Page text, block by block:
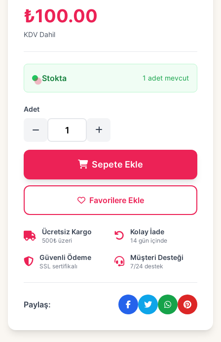
₺100.00
KDV Dahil
Stokta 1 adet mevcut
Adet
Sepete Ekle
Favorilere Ekle
Ücretsiz Kargo
500₺ üzeri
Kolay İade
14 gün içinde
Güvenli Ödeme
SSL sertifikalı
Müşteri Desteği
7/24 destek
Paylaş: